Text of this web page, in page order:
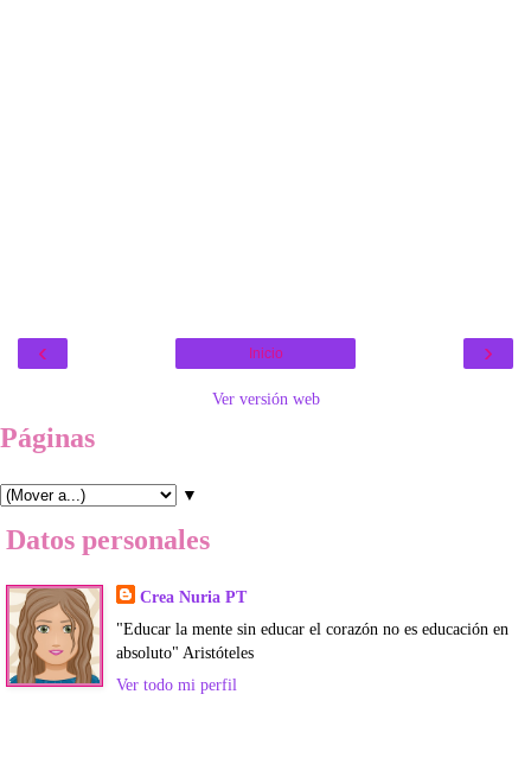
‹ ›
Inicio
Ver versión web
Páginas
▼
Datos personales
Crea Nuria PT
"Educar la mente sin educar el corazón no es educación en
absoluto" Aristóteles
Ver todo mi perfil